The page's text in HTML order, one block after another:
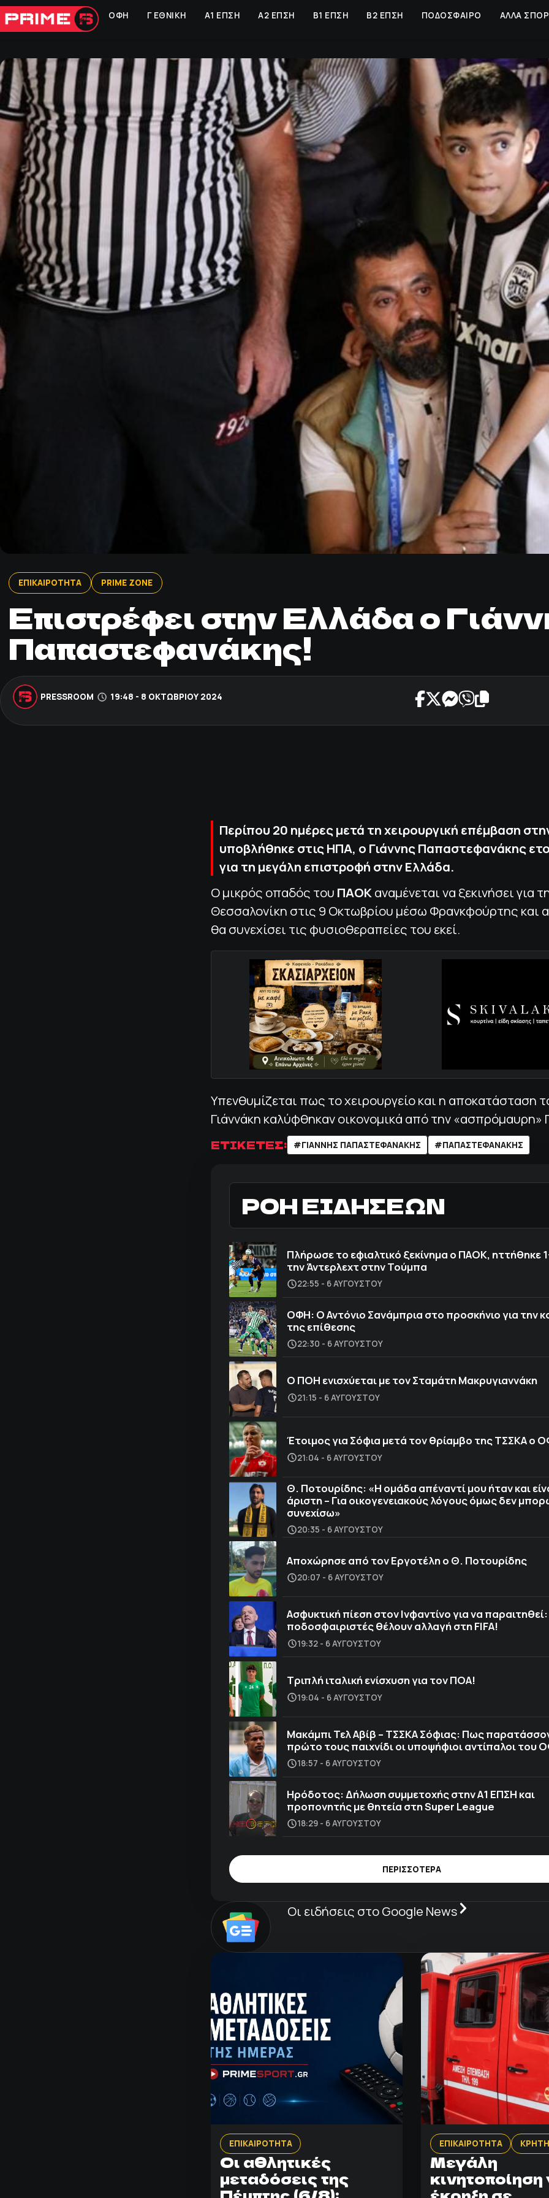
ΟΦΗ Γ ΕΘΝΙΚΗ Α1 ΕΠΣΗ Α2 ΕΠΣΗ Β1 ΕΠΣΗ Β2 ΕΠΣΗ ΠΟΔΟΣΦΑΙΡΟ ΑΛΛΑ ΣΠΟΡ
ΕΠΙΚΑΙΡΟΤΗΤΑ PRIME ZONE
Επιστρέφει στην Ελλάδα ο
Παπαστεφανάκης!
PRESSROOM 19:48 - 8 ΟΚΤΩΒΡΊΟΥ 2024
Περίπου 20 ημέρες μετά τη χειρουργική επέμβαση
υποβλήθηκε στις ΗΠΑ, ο Γιάννης Παπαστεφανάκης
για τη μεγάλη επιστροφή στην Ελλάδα.
Ο μικρός οπαδός του ΠΑΟΚαναμένεται να ξεκινήσει για
Θεσσαλονίκη στις 9 Οκτωβρίου μέσω Φρανκφούρτης και
θα συνεχίσει τις φυσιοθεραπείες του εκεί.
Υπενθυμίζεται πως το χειρουργείο και η αποκατάσταση
Γιάννάκη καλύφθηκαν οικονομικά από την «ασπρόμαυρη»
ΕΤΙΚΕΤΕΣ: #ΓΙΑΝΝΗΣ ΠΑΠΑΣΤΕΦΑΝΑΚΗΣ #ΠΑΠΑΣΤΕΦΑΝΑΚΗΣ
ΡΟΗ ΕΙΔΗΣΕΩΝ
Πλήρωσε το εφιαλτικό ξεκίνημα ο ΠΑΟΚ, ηττήθηκε
την Άντερλεχτ στην Τούμπα
22:55 - 6 ΑΥΓΟΎΣΤΟΥ
ΟΦΗ: Ο Αντόνιο Σανάμπρια στο προσκήνιο για την
της επίθεσης
22:30 - 6 ΑΥΓΟΎΣΤΟΥ
Ο ΠΟΗ ενισχύεται με τον Σταμάτη Μακρυγιαννάκη
21:15 - 6 ΑΥΓΟΎΣΤΟΥ
Έτοιμος για Σόφια μετά τον θρίαμβο της ΤΣΣΚΑ ο
21:04 - 6 ΑΥΓΟΎΣΤΟΥ
Θ. Ποτουρίδης: «Η ομάδα απέναντί μου ήταν και
άριστη – Για οικογενειακούς λόγους όμως δεν
συνεχίσω»
20:35 - 6 ΑΥΓΟΎΣΤΟΥ
Αποχώρησε από τον Εργοτέλη ο Θ. Ποτουρίδης
20:07 - 6 ΑΥΓΟΎΣΤΟΥ
Ασφυκτική πίεση στον Ινφαντίνο για να
ποδοσφαιριστές θέλουν αλλαγή στη FIFA!
19:32 - 6 ΑΥΓΟΎΣΤΟΥ
Τριπλή ιταλική ενίσχυση για τον ΠΟΑ!
19:04 - 6 ΑΥΓΟΎΣΤΟΥ
Μακάμπι Τελ Αβίβ – ΤΣΣΚΑ Σόφιας: Πως
πρώτο τους παιχνίδι οι υποψήφιοι αντίπαλοι του
18:57 - 6 ΑΥΓΟΎΣΤΟΥ
Ηρόδοτος: Δήλωση συμμετοχής στην Α1 ΕΠΣΗ και
προπονητής με θητεία στη Super League
18:29 - 6 ΑΥΓΟΎΣΤΟΥ
ΠΕΡΙΣΣΟΤΕΡΑ
Οι ειδήσεις στο Google News
ΕΠΙΚΑΙΡΟΤΗΤΑ
Οι αθλητικές
μεταδόσεις της
ΕΠΙΚΑΙΡΟΤΗΤΑ ΚΡΗΤΗ
Μεγάλη
κινητοποίηση